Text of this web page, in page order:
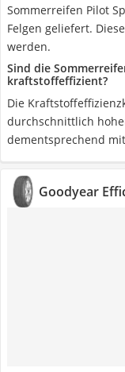
Sommerreifen Pilot
Felgen geliefert.
werden.
Sind die
kraftstoffeffizient?
Die
durchschnittlich
dementsprechend
Goodyear